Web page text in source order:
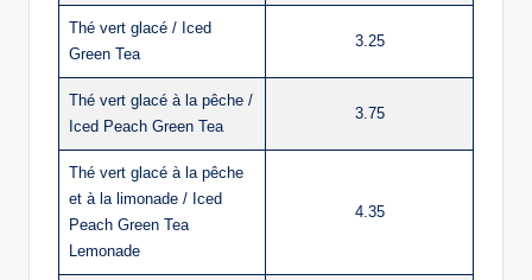
Thé vert glacé / Iced
Green Tea
3.25
Thé vert glacé à la pêche /
Iced Peach Green Tea
3.75
Thé vert glacé à la pêche
et à la limonade / Iced
Peach Green Tea
Lemonade
4.35